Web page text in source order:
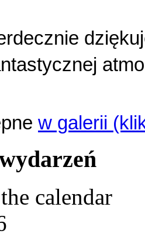
w galerii
calendar